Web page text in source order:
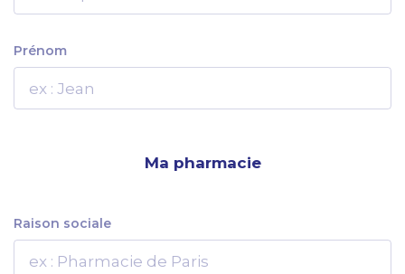
Prénom
Ma pharmacie
Raison sociale